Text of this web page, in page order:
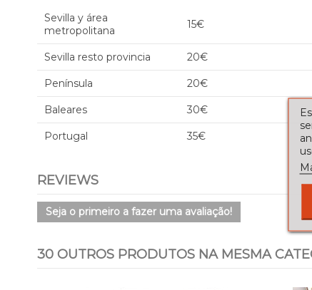
Sevilla y área
metropolitana
15€
Sevilla resto provincia 20€
Península 20€
Baleares 30€
Portugal 35€
REVIEWS
Seja o primeiro a fazer uma avaliação!
30 OUTROS PRODUTOS NA MESMA